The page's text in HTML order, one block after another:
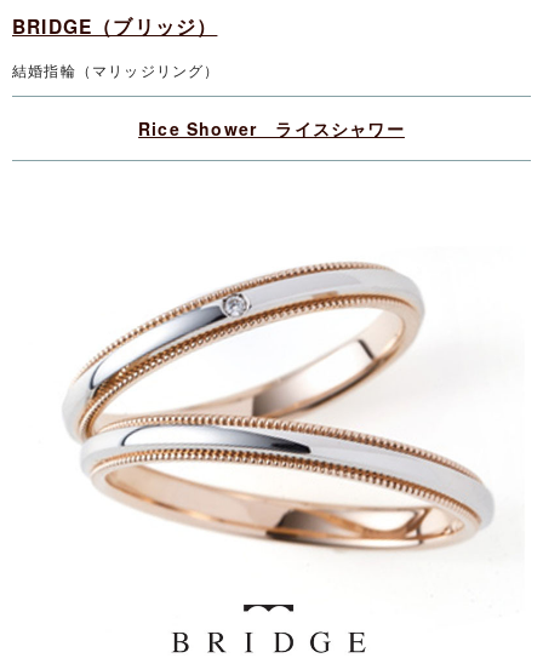
BRIDGE（ブリッジ）
結婚指輪（マリッジリング）
Rice Shower ライスシャワー